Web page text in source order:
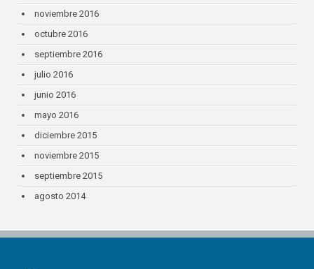
noviembre 2016
octubre 2016
septiembre 2016
julio 2016
junio 2016
mayo 2016
diciembre 2015
noviembre 2015
septiembre 2015
agosto 2014